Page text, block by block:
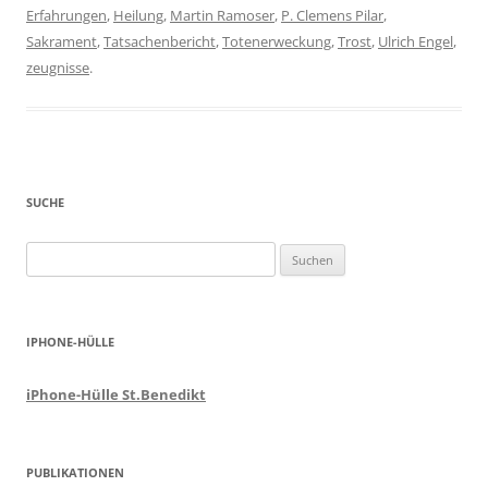
Erfahrungen, Heilung, Martin Ramoser, P. Clemens Pilar,
Sakrament,Tatsachenbericht,Totenerweckung,Trost, Ulrich Engel,
zeugnisse.
SUCHE
nach:
IPHONE-HÜLLE
iPhone-Hülle St.Benedikt
PUBLIKATIONEN